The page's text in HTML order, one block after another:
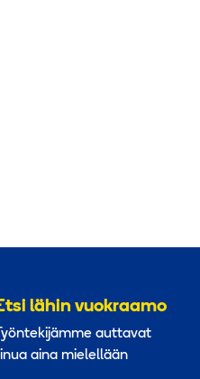
lähin vuokraamo
auttavat
aina mielellään